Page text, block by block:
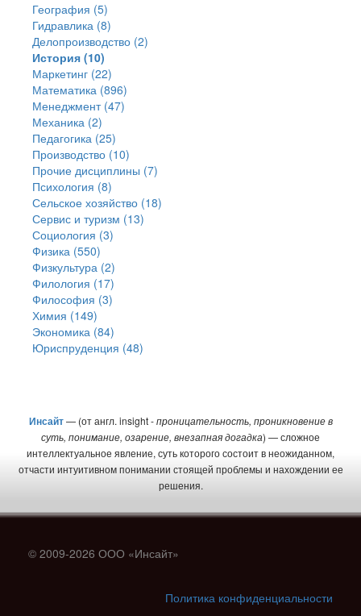
География (5)
Гидравлика (8)
Делопроизводство (2)
История (10)
Маркетинг (22)
Математика (896)
Менеджмент (47)
Механика (2)
Педагогика (25)
Производство (10)
Прочие дисциплины (7)
Психология (8)
Сельское хозяйство (18)
Сервис и туризм (13)
Социология (3)
Физика (550)
Физкультура (2)
Филология (17)
Философия (3)
Химия (149)
Экономика (84)
Юриспруденция (48)
Инсайт — (от англ. insight -проницательность, проникновение в
суть, понимание, озарение, внезапная догадка) — сложное
интеллектуальное явление, суть которого состоит в неожиданном,
отчасти интуитивном понимании стоящей проблемы и нахождении ее
решения.
© 2009-2026 ООО «Инсайт»
Политика конфиденциальности